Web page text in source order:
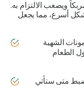
ويصعب الالتزام به.
أسرع، مما يجعل
الشهية
الطعام
متى ستأتي